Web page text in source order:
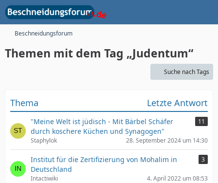
Beschneidungsforum
Themen mit dem Tag „Judentum“
Suche nach Tags
Thema Letzte Antwort
"Meine Welt ist jüdisch - Mit Bärbel Schäfer
durch koschere Küchen und Synagogen"
11
Staphylok 28. September 2024 um 14:30
Institut für die Zertifizierung von Mohalim in
Deutschland
3
Intactiwiki 4. April 2022 um 08:53